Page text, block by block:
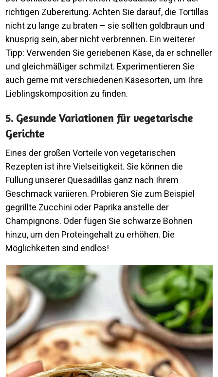
richtigen Zubereitung. Achten Sie darauf, die Tortillas
nicht zu lange zu braten – sie sollten goldbraun und
knusprig sein, aber nicht verbrennen. Ein weiterer
Tipp: Verwenden Sie geriebenen Käse, da er schneller
und gleichmäßiger schmilzt. Experimentieren Sie
auch gerne mit verschiedenen Käsesorten, um Ihre
Lieblingskomposition zu finden.
5. Gesunde Variationen für vegetarische
Gerichte
Eines der großen Vorteile von vegetarischen
Rezepten ist ihre Vielseitigkeit. Sie können die
Füllung unserer Quesadillas ganz nach Ihrem
Geschmack variieren. Probieren Sie zum Beispiel
gegrillte Zucchini oder Paprika anstelle der
Champignons. Oder fügen Sie schwarze Bohnen
hinzu, um den Proteingehalt zu erhöhen. Die
Möglichkeiten sind endlos!